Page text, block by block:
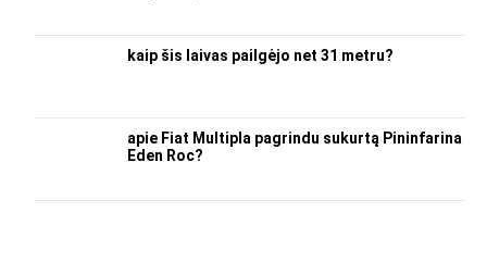
kaip šis laivas pailgėjo net 31 metru?
apie Fiat Multipla pagrindu sukurtą Pininfarina
Eden Roc?